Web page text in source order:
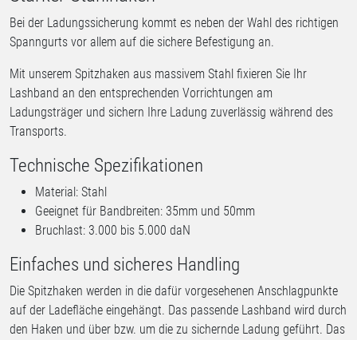
Bei der Ladungssicherung kommt es neben der Wahl des richtigen
Spanngurts vor allem auf die sichere Befestigung an.
Mit unserem Spitzhaken aus massivem Stahl fixieren Sie Ihr
Lashband an den entsprechenden Vorrichtungen am
Ladungsträger und sichern Ihre Ladung zuverlässig während des
Transports.
Technische Spezifikationen
Material: Stahl
Geeignet für Bandbreiten: 35mm und 50mm
Bruchlast: 3.000 bis 5.000 daN
Einfaches und sicheres Handling
Die Spitzhaken werden in die dafür vorgesehenen Anschlagpunkte
auf der Ladefläche eingehängt. Das passende Lashband wird durch
den Haken und über bzw. um die zu sichernde Ladung geführt. Das